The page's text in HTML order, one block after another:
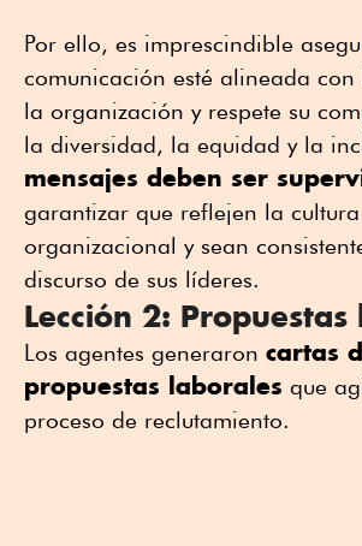
Por ello, es imprescindible
comunicación esté alineada con
la organización y respete su
la diversidad, la equidad y la
mensajes deben ser
garantizar que reflejen la cultura
organizacional y sean
discurso de sus líderes.
Lección 2:
Los agentes generaron cartas
propuestas laborales que
proceso de reclutamiento.